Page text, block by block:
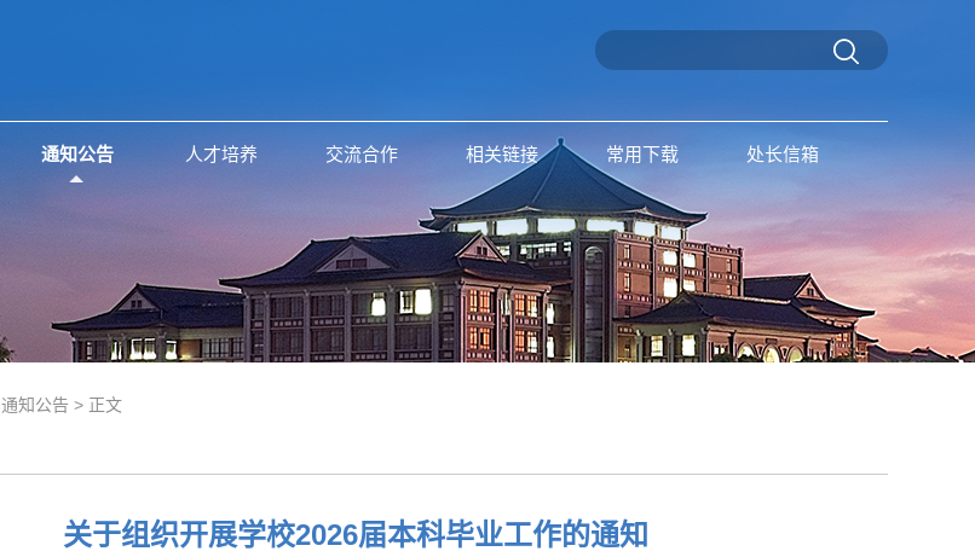
通知公告 人才培养 交流合作 相关链接 常用下载 处长信箱
通知公告 > 正文
关于组织开展学校2026届本科毕业工作的通知